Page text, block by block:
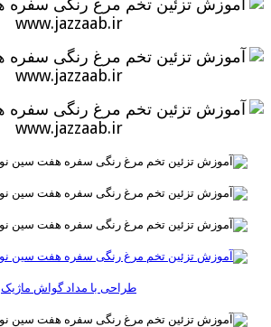
طراحی با مداد گواش ماژیک